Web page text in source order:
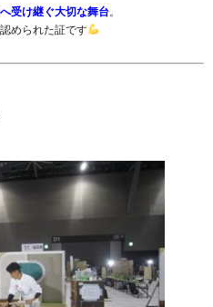
受け継ぐ大切な舞台。
められた証です